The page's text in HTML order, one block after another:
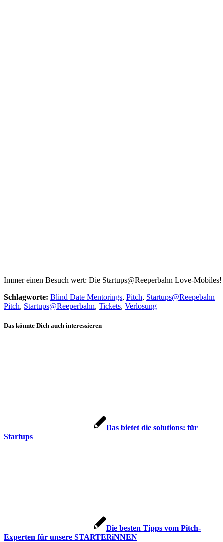
Immer einen Besuch wert: Die Startups@Reeperbahn Love-Mobiles!
Schlagworte: Blind Date Mentorings, Pitch, Startups@Reepebahn
Pitch, Startups@Reeperbahn, Tickets, Verlosung
Das könnte Dich auch interessieren
Das bietet die solutions: für
Startups
Die besten Tipps vom Pitch-
Experten für unsere STARTERiNNEN